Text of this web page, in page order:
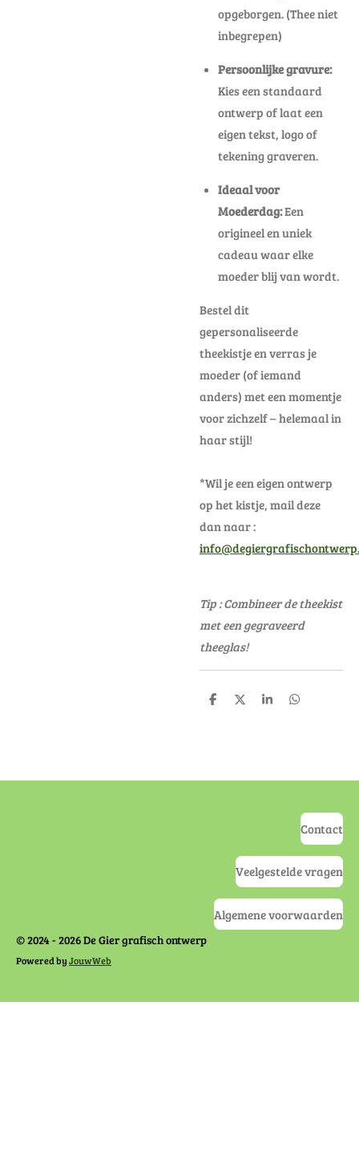
opgeborgen. (Thee niet
inbegrepen)
Persoonlijke gravure:
Kies een standaard
ontwerp of laat een
eigen tekst, logo of
tekening graveren.
Ideaal voor
Moederdag:Een
origineel en uniek
cadeau waar elke
moeder blij van wordt.
Bestel dit
gepersonaliseerde
theekistje en verras je
moeder (of iemand
anders) met een momentje
voor zichzelf – helemaal in
haar stijl!
*Wil je een eigen ontwerp
op het kistje, mail deze
dan naar :
Tip : Combineer de theekist
met een gegraveerd
theeglas!
D
D
S
D
Contact
Veelgestelde vragen
Algemene voorwaarden
© 2024 - 2026 De Gier grafisch ontwerp
Powered byJouwWeb